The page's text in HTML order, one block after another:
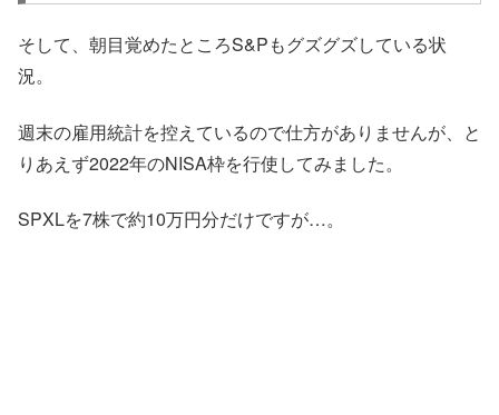
そして、朝目覚めたところS&Pもグズグズしている状
況。
週末の雇用統計を控えているので仕方がありませんが、と
りあえず2022年のNISA枠を行使してみました。
SPXLを7株で約10万円分だけですが…。